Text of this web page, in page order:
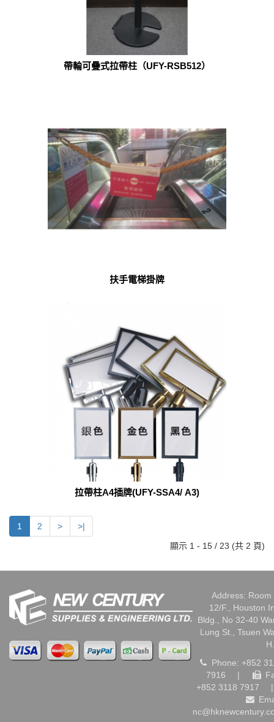
帶輪可疊式拉帶柱（UFY-RSB512）
扶手電梯掛牌
拉帶柱A4插牌(UFY-SSA4/ A3)
1 2 >
>|
顯示 1 - 15 / 23 (共 2 頁)
Address: Room
12/F., Houston
Bldg., No 32-40
Lung St., Tsuen
Phone: +852
7916
|
+852 3118 7917
|